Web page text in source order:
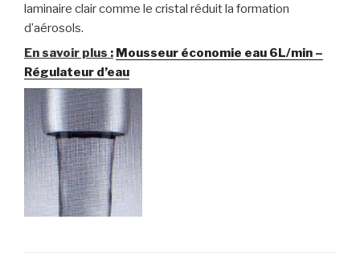
laminaire clair comme le cristal réduit la formation
d’aérosols.
En savoir plus : Mousseur économie eau 6L/min –
Régulateur d’eau